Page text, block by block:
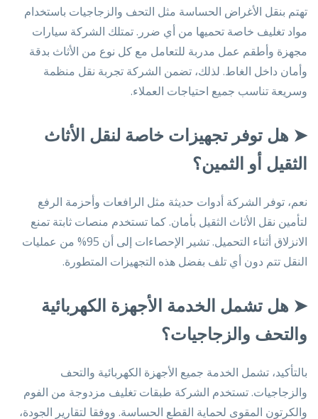
تهتم بنقل الأغراض الحساسة مثل التحف والزجاجيات باستخدام
مواد تغليف خاصة تحميها من أي ضرر. تمتلك الشركة سيارات
مجهزة وأطقم عمل مدربة للتعامل مع كل نوع من الأثاث بدقة
وأمان داخل الغاط. لذلك، تضمن الشركة تجربة نقل منظمة
وسريعة تناسب جميع احتياجات العملاء.
➤ هل توفر تجهيزات خاصة لنقل الأثاث
الثقيل أو الثمين؟
نعم، توفر الشركة أدوات حديثة مثل الرافعات وأحزمة الرفع
لتأمين نقل الأثاث الثقيل بأمان. كما تستخدم منصات ثابتة تمنع
الانزلاق أثناء التحميل. تشير الإحصاءات إلى أن 95% من عمليات
النقل تتم دون أي تلف بفضل هذه التجهيزات المتطورة.
➤ هل تشمل الخدمة الأجهزة الكهربائية
والتحف والزجاجيات؟
بالتأكيد، تشمل الخدمة جميع الأجهزة الكهربائية والتحف
والزجاجيات. تستخدم الشركة طبقات تغليف مزدوجة من الفوم
والكرتون المقوى لحماية القطع الحساسة. ووفقا لتقارير الجودة،